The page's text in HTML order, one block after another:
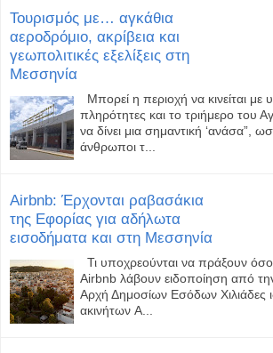
Τουρισμός με… αγκάθια
αεροδρόμιο, ακρίβεια και
γεωπολιτικές εξελίξεις στη
Μεσσηνία
Μπορεί η περιοχή να κινείται με
πληρότητες και το τριήμερο του
να δίνει μια σημαντική ‘ανάσα”,
άνθρωποι τ...
Airbnb: Έρχονται ραβασάκια
της Eφορίας για αδήλωτα
εισοδήματα και στη Μεσσηνία
Τι υποχρεούνται να πράξουν όσοι
Airbnb λάβουν ειδοποίηση από
Αρχή Δημοσίων Εσόδων Χιλιάδες
ακινήτων A...